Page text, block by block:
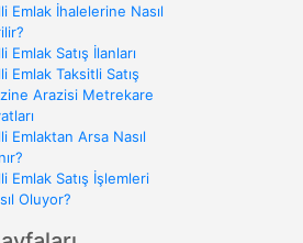
Emlak İhalelerine Nasıl
Emlak Satış İlanları
Emlak Taksitli Satış
Arazisi Metrekare
Emlaktan Arsa Nasıl
Emlak Satış İşlemleri
Oluyor?